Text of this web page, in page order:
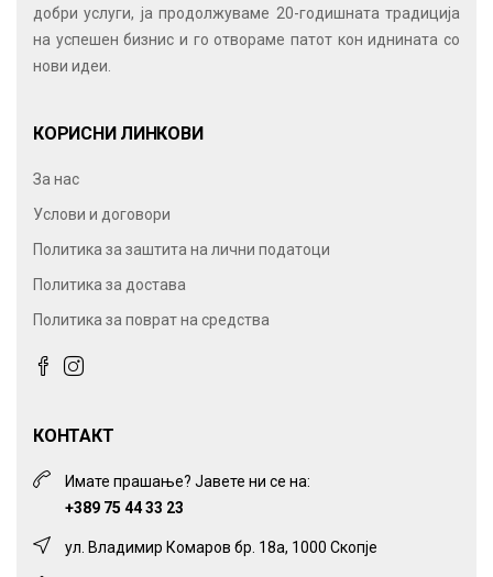
добри услуги, ја продолжуваме 20-годишната традиција
на успешен бизнис и го отвораме патот кон иднината со
нови идеи.
КОРИСНИ ЛИНКОВИ
За нас
Услови и договори
Политика за заштита на лични податоци
Политика за достава
Политика за поврат на средства
КОНТАКТ
Имате прашање? Јавете ни се на:
+389 75 44 33 23
ул. Владимир Комаров бр. 18а, 1000 Скопје